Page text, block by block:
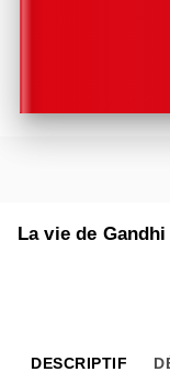
La vie de
DESCRIPTIF